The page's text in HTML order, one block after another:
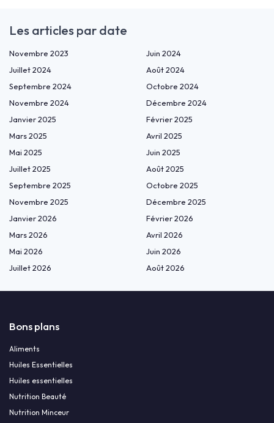
Les articles par date
Novembre 2023
Juin 2024
Juillet 2024
Août 2024
Septembre 2024
Octobre 2024
Novembre 2024
Décembre 2024
Janvier 2025
Février 2025
Mars 2025
Avril 2025
Mai 2025
Juin 2025
Juillet 2025
Août 2025
Septembre 2025
Octobre 2025
Novembre 2025
Décembre 2025
Janvier 2026
Février 2026
Mars 2026
Avril 2026
Mai 2026
Juin 2026
Juillet 2026
Août 2026
Bons plans
Aliments
Huiles Essentielles
Huiles essentielles
Nutrition Beauté
Nutrition Minceur